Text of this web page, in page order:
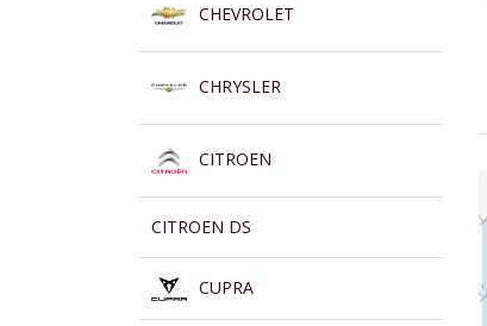
CHEVROLET
CHRYSLER
CITROEN
CITROEN DS
CUPRA